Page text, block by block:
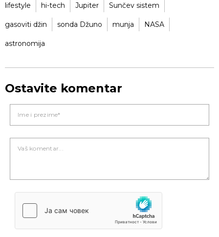
lifestyle
hi-tech Jupiter Sunčev sistem
gasoviti džin sonda Džuno munja NASA
astronomija
Ostavite komentar